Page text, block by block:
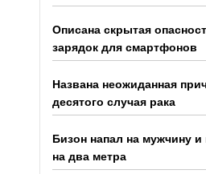
Описана скрытая
зарядок для смартфонов
Названа неожиданная
десятого случая рака
Бизон напал на мужчину и
на два метра